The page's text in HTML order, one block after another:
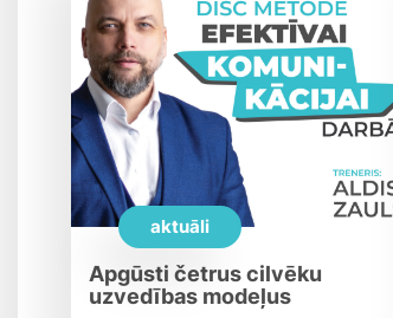
aktuāli
Apgūsti četrus cilvēku
uzvedības modeļus